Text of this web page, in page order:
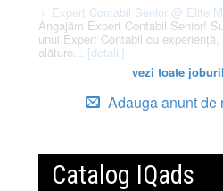
Expert Contabil Senior @ Elite
Angajăm Expert Contabil Senior!
unui Expert Contabil cu
alăture... [detalii]
vezi toate
Adauga anunt de
Catalog IQads